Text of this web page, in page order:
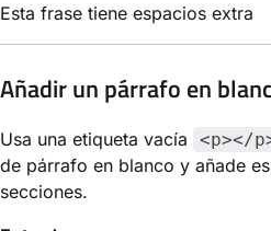
Esta frase tiene espacios
Añadir un párrafo en
Usa una etiqueta vacía <p></
de párrafo en blanco y añade
secciones.